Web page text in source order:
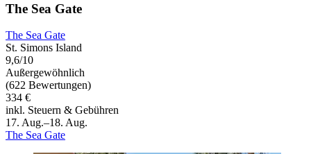
The Sea Gate
The Sea Gate
St. Simons Island
9,6/10
Außergewöhnlich
(622 Bewertungen)
334 €
inkl. Steuern & Gebühren
17. Aug.–18. Aug.
The Sea Gate